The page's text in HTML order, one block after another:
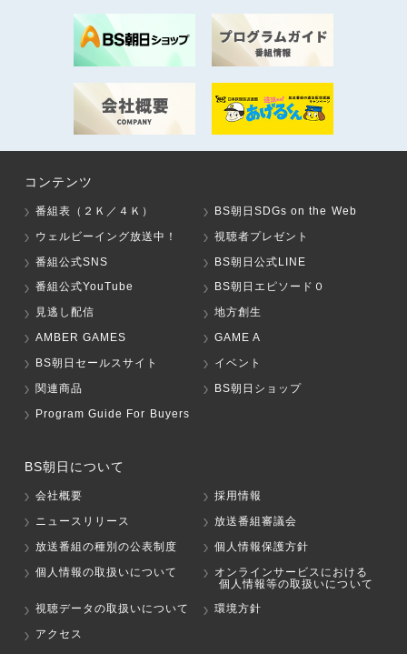
コンテンツ
番組表（２Ｋ／４Ｋ）
BS朝日SDGs on the Web
ウェルビーイング放送中！
視聴者プレゼント
番組公式SNS
BS朝日公式LINE
番組公式YouTube
BS朝日エピソード０
見逃し配信
地方創生
AMBER GAMES
GAME A
BS朝日セールスサイト
イベント
関連商品
BS朝日ショップ
Program Guide For Buyers
BS朝日について
会社概要
採用情報
ニュースリリース
放送番組審議会
放送番組の種別の公表制度
個人情報保護方針
個人情報の取扱いについて
オンラインサービスにおける
個人情報等の取扱いについて
視聴データの取扱いについて
環境方針
アクセス